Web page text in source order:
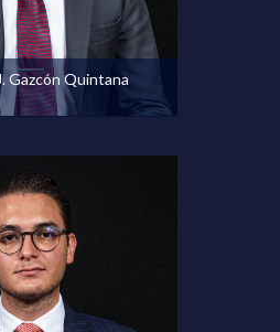
Gazcón Quintana
Ver perfil